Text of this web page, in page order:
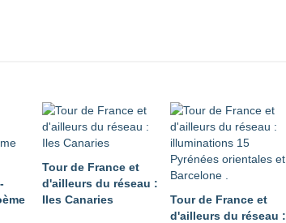
Tour de France et
d'ailleurs du réseau :
Iles Canaries
Tour de France et
d'ailleurs du réseau :